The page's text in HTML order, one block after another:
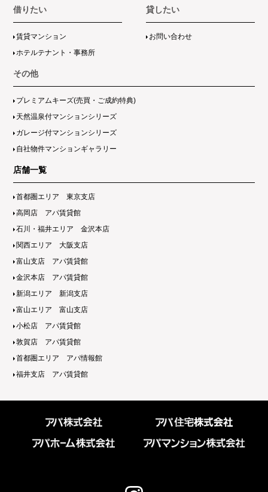
借りたい
賃貸マンション
ホテルテナント・事務所
貸したい
お問い合わせ
その他
プレミアムキーズ(売買・ご成約特典)
天然温泉付マンションシリーズ
ガレージ付マンションシリーズ
自社物件マンションギャラリー
店舗一覧
首都圏エリア 東京支店
高岡店 アパ賃貸館
石川・福井エリア 金沢本店
関西エリア 大阪支店
富山支店 アパ賃貸館
金沢本店 アパ賃貸館
新潟エリア 新潟支店
富山エリア 富山支店
小松店 アパ賃貸館
敦賀店 アパ賃貸館
首都圏エリア アパ情報館
福井支店 アパ賃貸館